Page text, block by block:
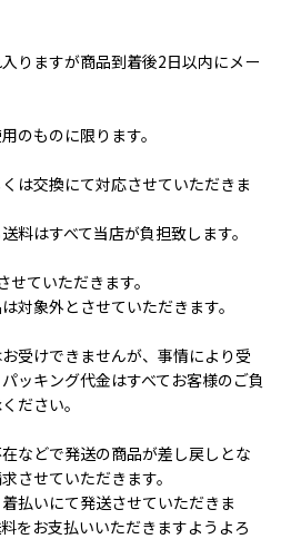
りますが商品到着後2日以内にメー
のものに限ります。
は交換にて対応させていただきま
料はすべて当店が負担致します。
ていただきます。
対象外とさせていただきます。
受けできませんが、事情により受
ッキング代金はすべてお客様のご負
ださい。
などで発送の商品が差し戻しとな
させていただきます。
払いにて発送させていただきま
をお支払いいただきますようよろ